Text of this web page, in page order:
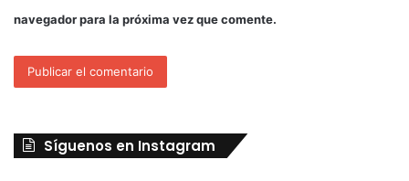
navegador para la próxima vez que comente.
Síguenos en Instagram